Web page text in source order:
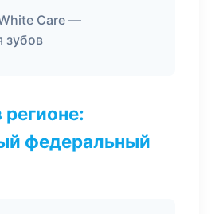
Care —
зубов
федеральный